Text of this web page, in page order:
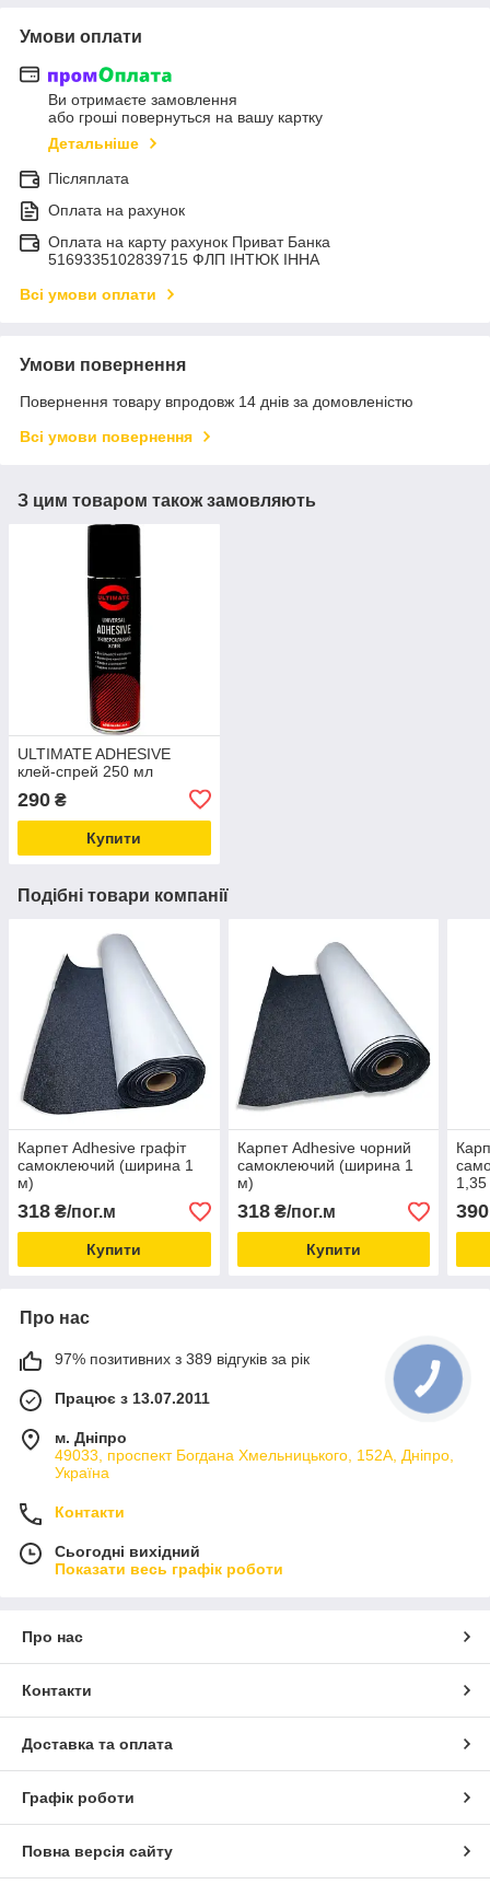
Умови оплати
Ви отримаєте замовлення
або гроші повернуться на вашу картку
Детальніше
Післяплата
Оплата на рахунок
Оплата на карту рахунок Приват Банка
5169335102839715 ФЛП ІНТЮК ІННА
Всі умови оплати
Умови повернення
Повернення товару впродовж 14 днів за домовленістю
Всі умови повернення
З цим товаром також замовляють
ULTIMATE ADHESIVE
клей-спрей 250 мл
290 ₴
Купити
Подібні товари компанії
Карпет Adhesive графіт
самоклеючий (ширина 1
м)
318 ₴/пог.м
Купити
Карпет Adhesive чорний
самоклеючий (ширина 1
м)
318₴/пог.м
Купити
390
Про нас
97% позитивних з 389 відгуків за рік
Працює з 13.07.2011
м. Дніпро
49033, проспект Богдана Хмельницького, 152А, Дніпро,
Україна
Контакти
Сьогодні вихідний
Показати весь графік роботи
Про нас
Контакти
Доставка та оплата
Графік роботи
Повна версія сайту